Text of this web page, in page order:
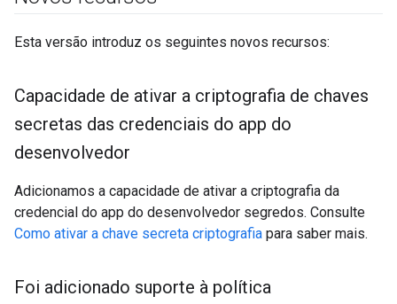
Esta versão introduz os seguintes novos recursos:
Capacidade de ativar a criptografia de chaves
secretas das credenciais do app do
desenvolvedor
Adicionamos a capacidade de ativar a criptografia da
credencial do app do desenvolvedor segredos. Consulte
Como ativar a chave secreta criptografia para saber mais.
Foi adicionado suporte à política